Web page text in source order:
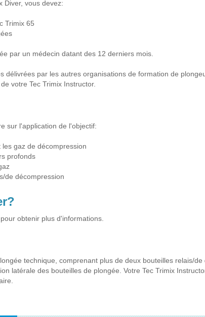
Diver, vous devez:
Trimix 65
par un médecin datant des 12 derniers mois.
délivrées par les autres organisations de formation de
votre Tec Trimix Instructor.
sur l'application de l'objectif:
gaz de décompression
profonds
de décompression
obtenir plus d'informations.
technique, comprenant plus de deux bouteilles relais/de
latérale des bouteilles de plongée. Votre Tec Trimix